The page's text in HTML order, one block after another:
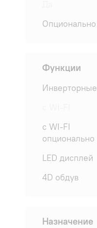
Опционально
Функции
Инверторные
с WI-FI
опционально
LED дисплей
4D обдув
Назначение